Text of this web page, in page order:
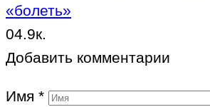
«болеть»
04.9к.
Добавить комментарии
Имя *